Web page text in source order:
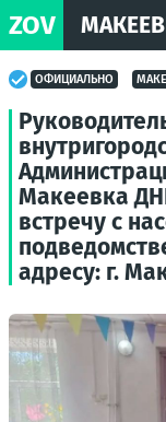
ZOV
ОФИЦИАЛЬНО
Макеевка
встречу с
адресу: г.